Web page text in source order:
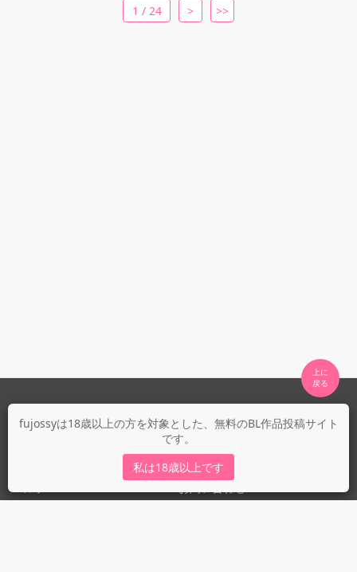
fujossyは18歳以上の方を対象とした、無料のBL作品投稿サイト
です。
私は18歳以上です
1 / 24 > >>
上に
fujossyについて
fujossy運営ブログ